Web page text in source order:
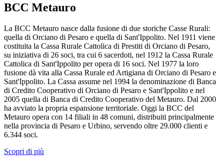
BCC Metauro
La BCC Metauro nasce dalla fusione di due storiche Casse Rurali:
quella di Orciano di Pesaro e quella di Sant'Ippolito. Nel 1911 viene
costituita la Cassa Rurale Cattolica di Prestiti di Orciano di Pesaro,
su iniziativa di 26 soci, tra cui 6 sacerdoti, nel 1912 la Cassa Rurale
Cattolica di Sant'Ippolito per opera di 16 soci. Nel 1977 la loro
fusione dà vita alla Cassa Rurale ed Artigiana di Orciano di Pesaro e
Sant'Ippolito. La Cassa assume nel 1994 la denominazione di Banca
di Credito Cooperativo di Orciano di Pesaro e Sant'Ippolito e nel
2005 quella di Banca di Credito Cooperativo del Metauro. Dal 2000
ha avviato la propria espansione territoriale. Oggi la BCC del
Metauro opera con 14 filiali in 48 comuni, distribuiti principalmente
nella provincia di Pesaro e Urbino, servendo oltre 29.000 clienti e
6.344 soci.
Scopri di più